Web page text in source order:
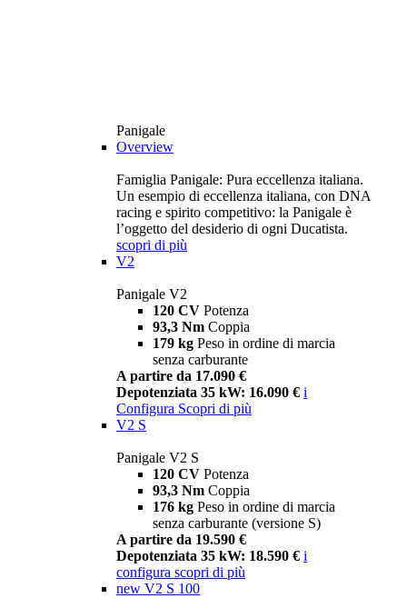
Panigale
Overview
Famiglia Panigale: Pura eccellenza italiana.
Un esempio di eccellenza italiana, con DNA
racing e spirito competitivo: la Panigale è
l’oggetto del desiderio di ogni Ducatista.
scopri di più
V2
Panigale V2
120 CV Potenza
93,3 Nm Coppia
179 kg Peso in ordine di marcia
senza carburante
A partire da 17.090 €
Depotenziata 35 kW: 16.090 € i
Configura Scopri di più
V2 S
Panigale V2 S
120 CV Potenza
93,3 Nm Coppia
176 kg Peso in ordine di marcia
senza carburante (versione S)
A partire da 19.590 €
Depotenziata 35 kW: 18.590 € i
configura scopri di più
new V2 S 100